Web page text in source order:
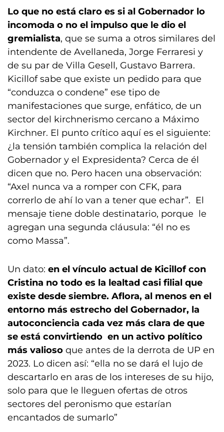
Lo que no está claro es si al Gobernador lo
incomoda o no el impulso que le dio el
gremialista, que se suma a otros similares del
intendente de Avellaneda, Jorge Ferraresi y
de su par de Villa Gesell, Gustavo Barrera.
Kicillof sabe que existe un pedido para que
“conduzca o condene” ese tipo de
manifestaciones que surge, enfático, de un
sector del kirchnerismo cercano a Máximo
Kirchner. El punto crítico aquí es el siguiente:
¿la tensión también complica la relación del
Gobernador y el Expresidenta? Cerca de él
dicen que no. Pero hacen una observación:
“Axel nunca va a romper con CFK, para
correrlo de ahí lo van a tener que echar”. El
mensaje tiene doble destinatario, porque le
agregan una segunda cláusula: “él no es
como Massa”.
Un dato: en el vínculo actual de Kicillof con
Cristina no todo es la lealtad casi filial que
existe desde siembre. Aflora, al menos en el
entorno más estrecho del Gobernador, la
autoconciencia cada vez más clara de que
se está convirtiendo en un activo político
más valioso que antes de la derrota de UP en
2023. Lo dicen así: “ella no se dará el lujo de
descartarlo en aras de los intereses de su hijo,
solo para que le lleguen ofertas de otros
sectores del peronismo que estarían
encantados de sumarlo”